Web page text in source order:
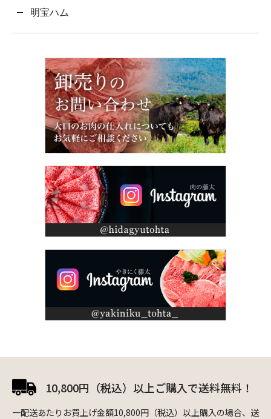
明宝ハム
10,800円（税込）以上ご購入で送料無料！
一配送あたりお買上げ金額10,800円（税込）以上購入の場合、送